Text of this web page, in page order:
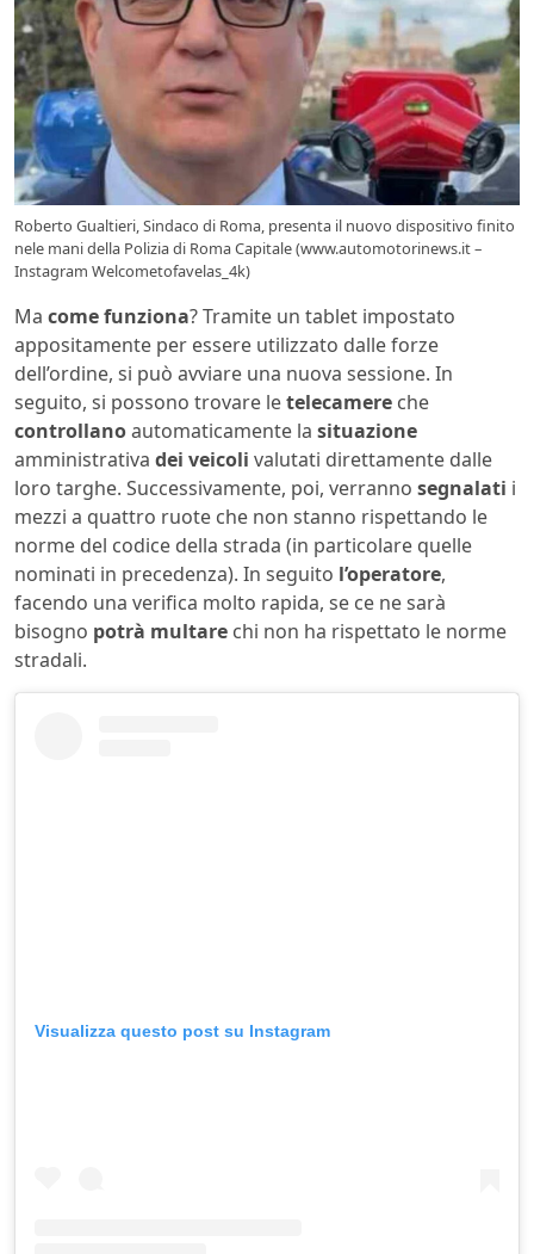
Roberto Gualtieri, Sindaco di Roma, presenta il nuovo dispositivo finito
nele mani della Polizia di Roma Capitale (www.automotorinews.it –
Instagram Welcometofavelas_4k)
Ma come funziona? Tramite un tablet impostato
appositamente per essere utilizzato dalle forze
dell’ordine, si può avviare una nuova sessione. In
seguito, si possono trovare letelecamere che
controllanoautomaticamente la situazione
amministrativa dei veicoli valutati direttamente dalle
loro targhe. Successivamente, poi, verranno segnalati i
mezzi a quattro ruote che non stanno rispettando le
norme del codice della strada (in particolare quelle
nominati in precedenza). In seguito l’operatore,
facendo una verifica molto rapida, se ce ne sarà
bisogno potrà multare chi non ha rispettato le norme
stradali.
Visualizza questo post su Instagram